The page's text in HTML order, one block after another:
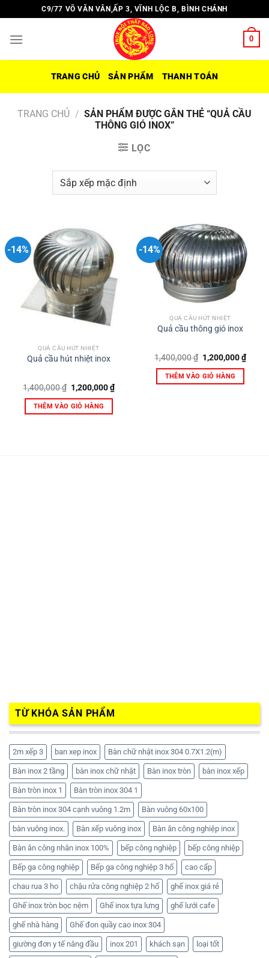
đến
nội
C9/77 VÕ VĂN VÂN,ẤP 3, VĨNH LỘC B, BÌNH CHÁNH
0
TRANG CHỦ SẢN PHẨM THANH TOÁN
TRANG CHỦ / SẢN PHẨM ĐƯỢC GẮN THẺ “QUẢ CẦU
THÔNG GIÓ INOX”
LỌC
-14%
QUẢ CẦU HÚT NHIỆT
Quả cầu hút nhiệt inox
1,400,000₫ Giá
gốc
là:
1,400,000 ₫.
1,200,000₫Giá
hiện
THÊM VÀO GIỎ HÀNG
-14%
QUẢ CẦU HÚT NHIỆT
Quả cầu thông gió inox
1,400,000₫ Giá
gốc
là:
1,400,000 ₫.
1,200,000₫Giá
hiện
THÊM VÀO GIỎ HÀNG
TỪ KHÓA SẢN PHẨM
2m xếp 3 ban xep inox Bàn chữ nhật inox 304 0.7X1.2(m)
Bàn inox 2 tầng bàn inox chữ nhật Bàn inox tròn bàn inox xếp
Bàn tròn inox 1 Bàn tròn inox 304 1
Bàn tròn inox 304 cạnh vuông 1.2m Bàn vuông 60x100
bàn vuông inox. Bàn xếp vuông inox Bàn ăn công nghiệp inox
Bàn ăn công nhân inox 100% bếp công nghiệp bếp công nhiệp
Bếp ga công nghiệp Bếp ga công nghiệp 3 hố cao cấp
chau rua 3 ho chậu rửa công nghiệp 2 hố ghế inox giá rẻ
Ghế inox tròn bọc nệm Ghế inox tựa lưng ghế lưới cafe
ghế nhà hàng Ghế đon quầy cao inox 304
giường đơn y tế nâng đầu inox 201 khách sạn loại tốt